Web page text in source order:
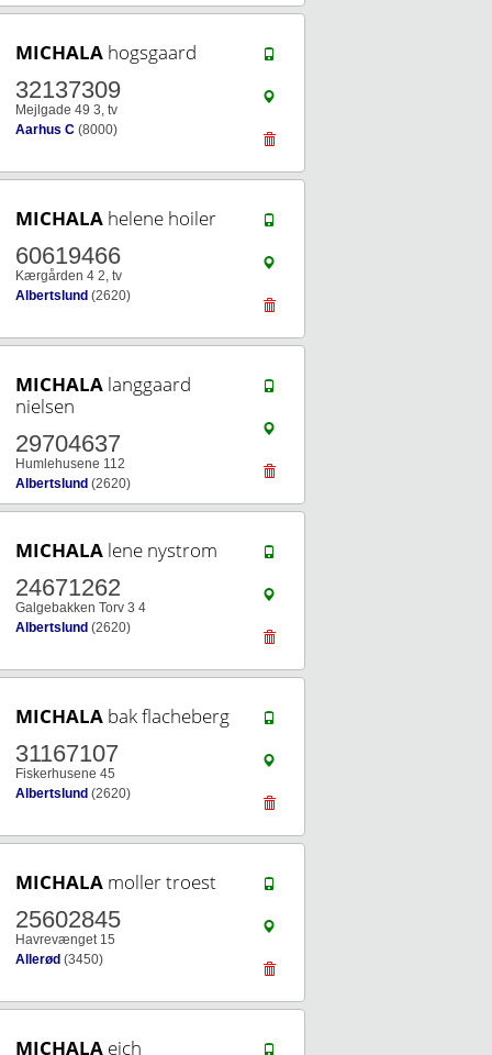
MICHALA hogsgaard
32137309
Mejlgade 49 3, tv
Aarhus C (8000)
MICHALA helene hoiler
60619466
Kærgården 4 2, tv
Albertslund (2620)
MICHALA langgaard
nielsen
29704637
Humlehusene 112
Albertslund (2620)
MICHALA lene nystrom
24671262
Galgebakken Torv 3 4
Albertslund (2620)
MICHALA bak flacheberg
31167107
Fiskerhusene 45
Albertslund (2620)
MICHALA moller troest
25602845
Havrevænget 15
Allerød (3450)
MICHALA eich